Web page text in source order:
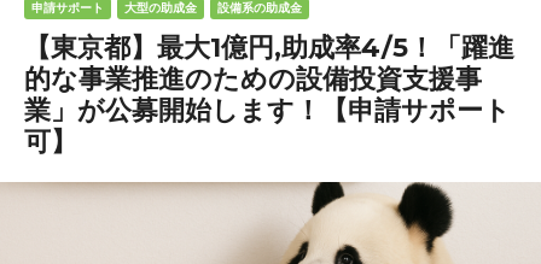
申請サポート 大型の助成金 設備系の助成金
【東京都】最大1億円,助成率4/5！「躍進
的な事業推進のための設備投資支援事
業」が公募開始します！【申請サポート
可】